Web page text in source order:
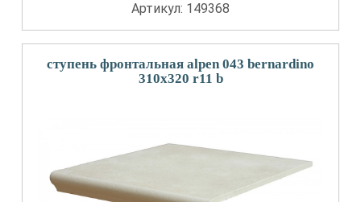
Артикул: 149368
ступень фронтальная alpen 043 bernardino
310x320 r11 b